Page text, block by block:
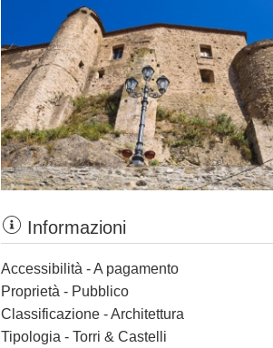
Informazioni
Accessibilità - A pagamento
Proprietà - Pubblico
Classificazione - Architettura
Tipologia - Torri & Castelli